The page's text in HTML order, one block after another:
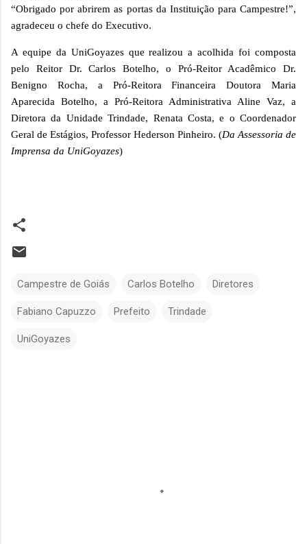
“Obrigado por abrirem as portas da Instituição para Campestre!”,
agradeceu o chefe do Executivo.
A equipe da UniGoyazes que realizou a acolhida foi composta
pelo Reitor Dr. Carlos Botelho, o Pró-Reitor Acadêmico Dr.
Benigno Rocha, a Pró-Reitora Financeira Doutora Maria
Aparecida Botelho, a Pró-Reitora Administrativa Aline Vaz, a
Diretora da Unidade Trindade, Renata Costa, e o Coordenador
Geral de Estágios, Professor Hederson Pinheiro. (Da Assessoria de
Imprensa da UniGoyazes)
Campestre de Goiás Carlos Botelho Diretores
Fabiano Capuzzo Prefeito Trindade
UniGoyazes